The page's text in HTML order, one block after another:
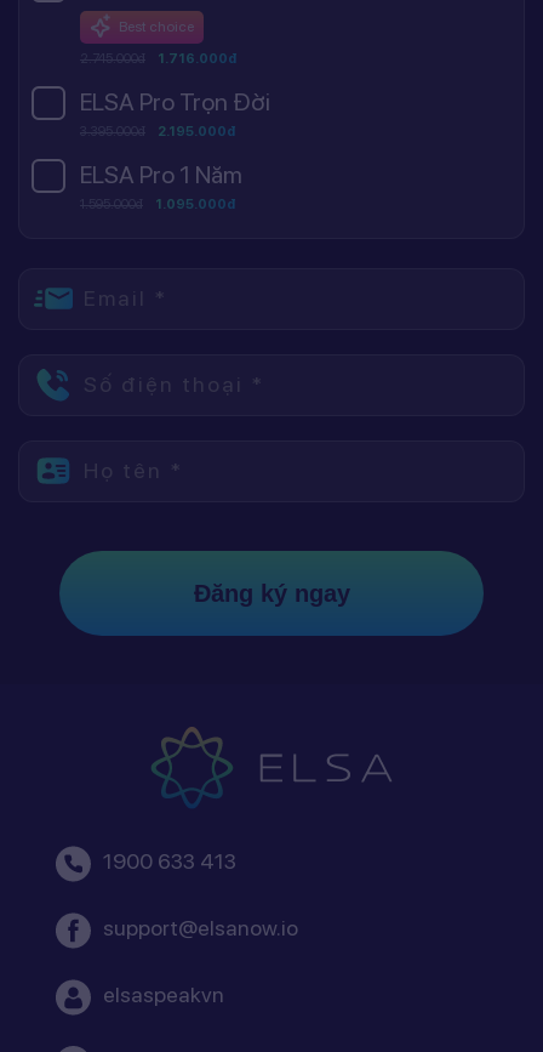
Best choice
2.745.000đ 1.716.000đ
ELSA Pro Trọn Đời
3.395.000đ 2.195.000đ
ELSA Pro 1 Năm
1.595.000đ 1.095.000đ
Email *
Số điện thoại *
Họ tên *
Đăng ký ngay
1900 633 413
support@elsanow.io
elsaspeakvn